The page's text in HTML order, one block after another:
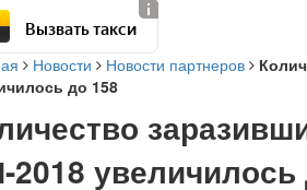
Вызвать такси
Новости Новости партнеров
до 158
увеличилось